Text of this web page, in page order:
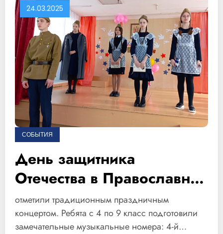
24.03.2025
СОБЫТИЯ
День защитника
Отечества в Православной
гимназии
отметили традиционным праздничным
концертом. Ребята с 4 по 9 класс подготовили
замечательные музыкальные номера: 4-й…